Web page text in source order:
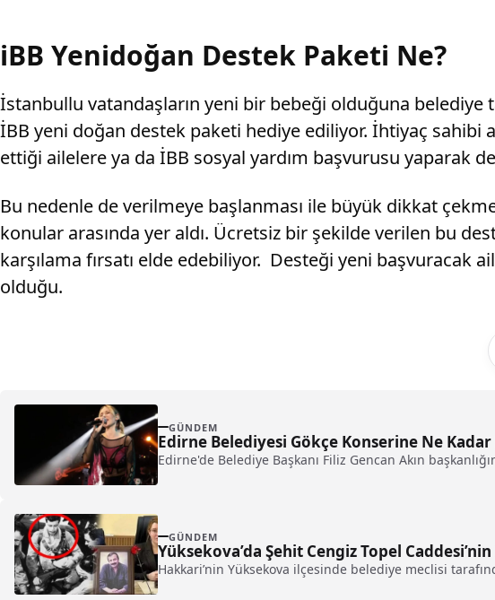
iBB Yenidoğan Destek Paketi Ne?
İstanbullu vatandaşların yeni bir bebeği olduğuna belediye
İBB yeni doğan destek paketi hediye ediliyor. İhtiyaç sahibi
ettiği ailelere ya da İBB sosyal yardım başvurusu yaparak
Bu nedenle de verilmeye başlanması ile büyük dikkat
konular arasında yer aldı. Ücretsiz bir şekilde verilen bu
karşılama fırsatı elde edebiliyor. Desteği yeni
olduğu.
GÜNDEM
Edirne Belediyesi Gökçe Konserine Ne Kadar
Edirne'de Belediye Başkanı Filiz Gencan Akın
GÜNDEM
Yüksekova’da Şehit Cengiz Topel
Hakkari’nin Yüksekova ilçesinde belediye meclisi